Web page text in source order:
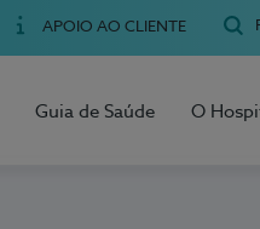
APOIO AO CLIENTE
Guia de Saúde O